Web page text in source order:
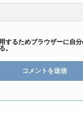
するためブラウザーに自
。